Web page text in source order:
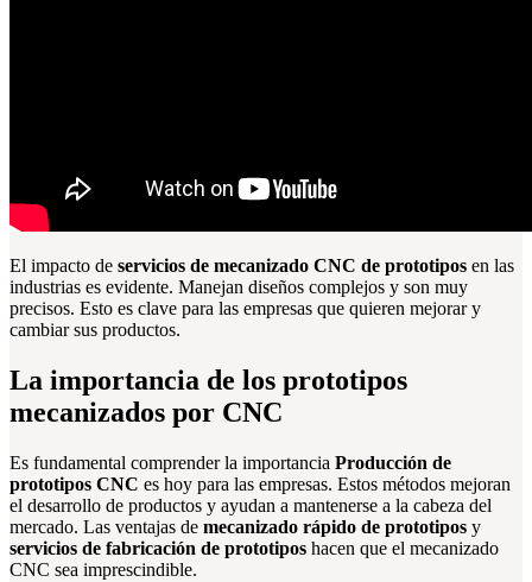
El impacto de servicios de mecanizado CNC de prototipos en las
industrias es evidente. Manejan diseños complejos y son muy
precisos. Esto es clave para las empresas que quieren mejorar y
cambiar sus productos.
La importancia de los prototipos
mecanizados por CNC
Es fundamental comprender la importancia Producción de
prototipos CNC es hoy para las empresas. Estos métodos mejoran
el desarrollo de productos y ayudan a mantenerse a la cabeza del
mercado. Las ventajas de mecanizado rápido de prototipos y
servicios de fabricación de prototipos hacen que el mecanizado
CNC sea imprescindible.